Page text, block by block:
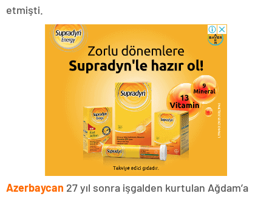
etmişti.
Azerbaycan 27 yıl sonra işgalden kurtulan Ağdam’a